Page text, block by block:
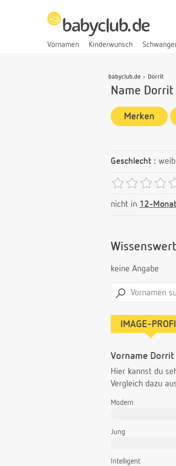
Vornamen Kinderwunsch
babyclub.de Dorrit
Name Dorrit
Merken
Geschlecht :
nicht in 12-
keine Angabe
IMAGE-
Vorname
Hier kannst du
Vergleich dazu
Modern
Jung
Intelligent